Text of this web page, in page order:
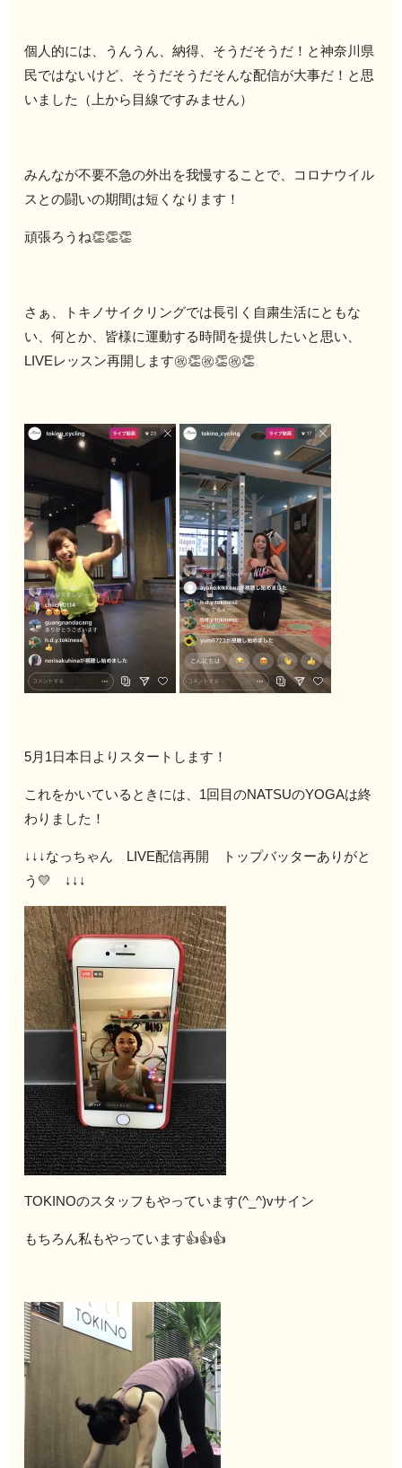
個人的には、うんうん、納得、そうだそうだ！と神奈川県
民ではないけど、そうだそうだそんな配信が大事だ！と思
いました（上から目線ですみません）
みんなが不要不急の外出を我慢することで、コロナウイル
スとの闘いの期間は短くなります！
頑張ろうね👏👏👏
さぁ、トキノサイクリングでは長引く自粛生活にともな
い、何とか、皆様に運動する時間を提供したいと思い、
LIVEレッスン再開します㊗👏㊗👏㊗👏
5月1日本日よりスタートします！
これをかいているときには、1回目のNATSUのYOGAは終
わりました！
↓↓↓なっちゃん LIVE配信再開 トップバッターありがと
う💛 ↓↓↓
TOKINOのスタッフもやっています(^_^)vサイン
もちろん私もやっています👍👍👍